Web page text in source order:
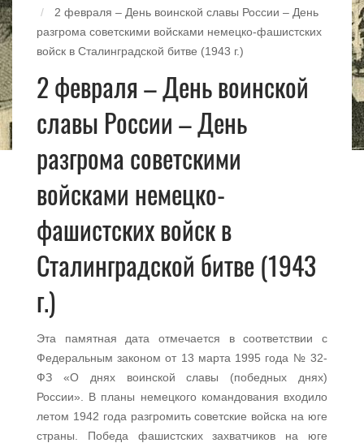
2 февраля – День воинской славы России – День
разгрома советскими войсками немецко-фашистских
войск в Сталинградской битве (1943 г.)
2 февраля – День воинской
славы России – День
разгрома советскими
войсками немецко-
фашистских войск в
Сталинградской битве (1943
г.)
Эта памятная дата отмечается в соответствии с
Федеральным законом от 13 марта 1995 года № 32-
ФЗ «О днях воинской славы (победных днях)
России». В планы немецкого командования входило
летом 1942 года разгромить советские войска на юге
страны. Победа фашистских захватчиков на юге